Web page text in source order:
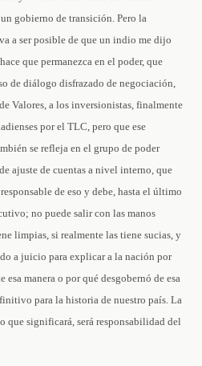
gobierno de transición. Pero la
a ser posible de que un indio me dijo
que permanezca en el poder, que
de diálogo disfrazado de negociación,
Valores, a los inversionistas, finalmente
por el TLC, pero que ese
se refleja en el grupo de poder
ajuste de cuentas a nivel interno, que
de eso y debe, hasta el último
no puede salir con las manos
limpias, si realmente las tiene sucias, y
a juicio para explicar a la nación por
esa manera o por qué desgobernó de esa
para la historia de nuestro país. La
que significará, será responsabilidad del